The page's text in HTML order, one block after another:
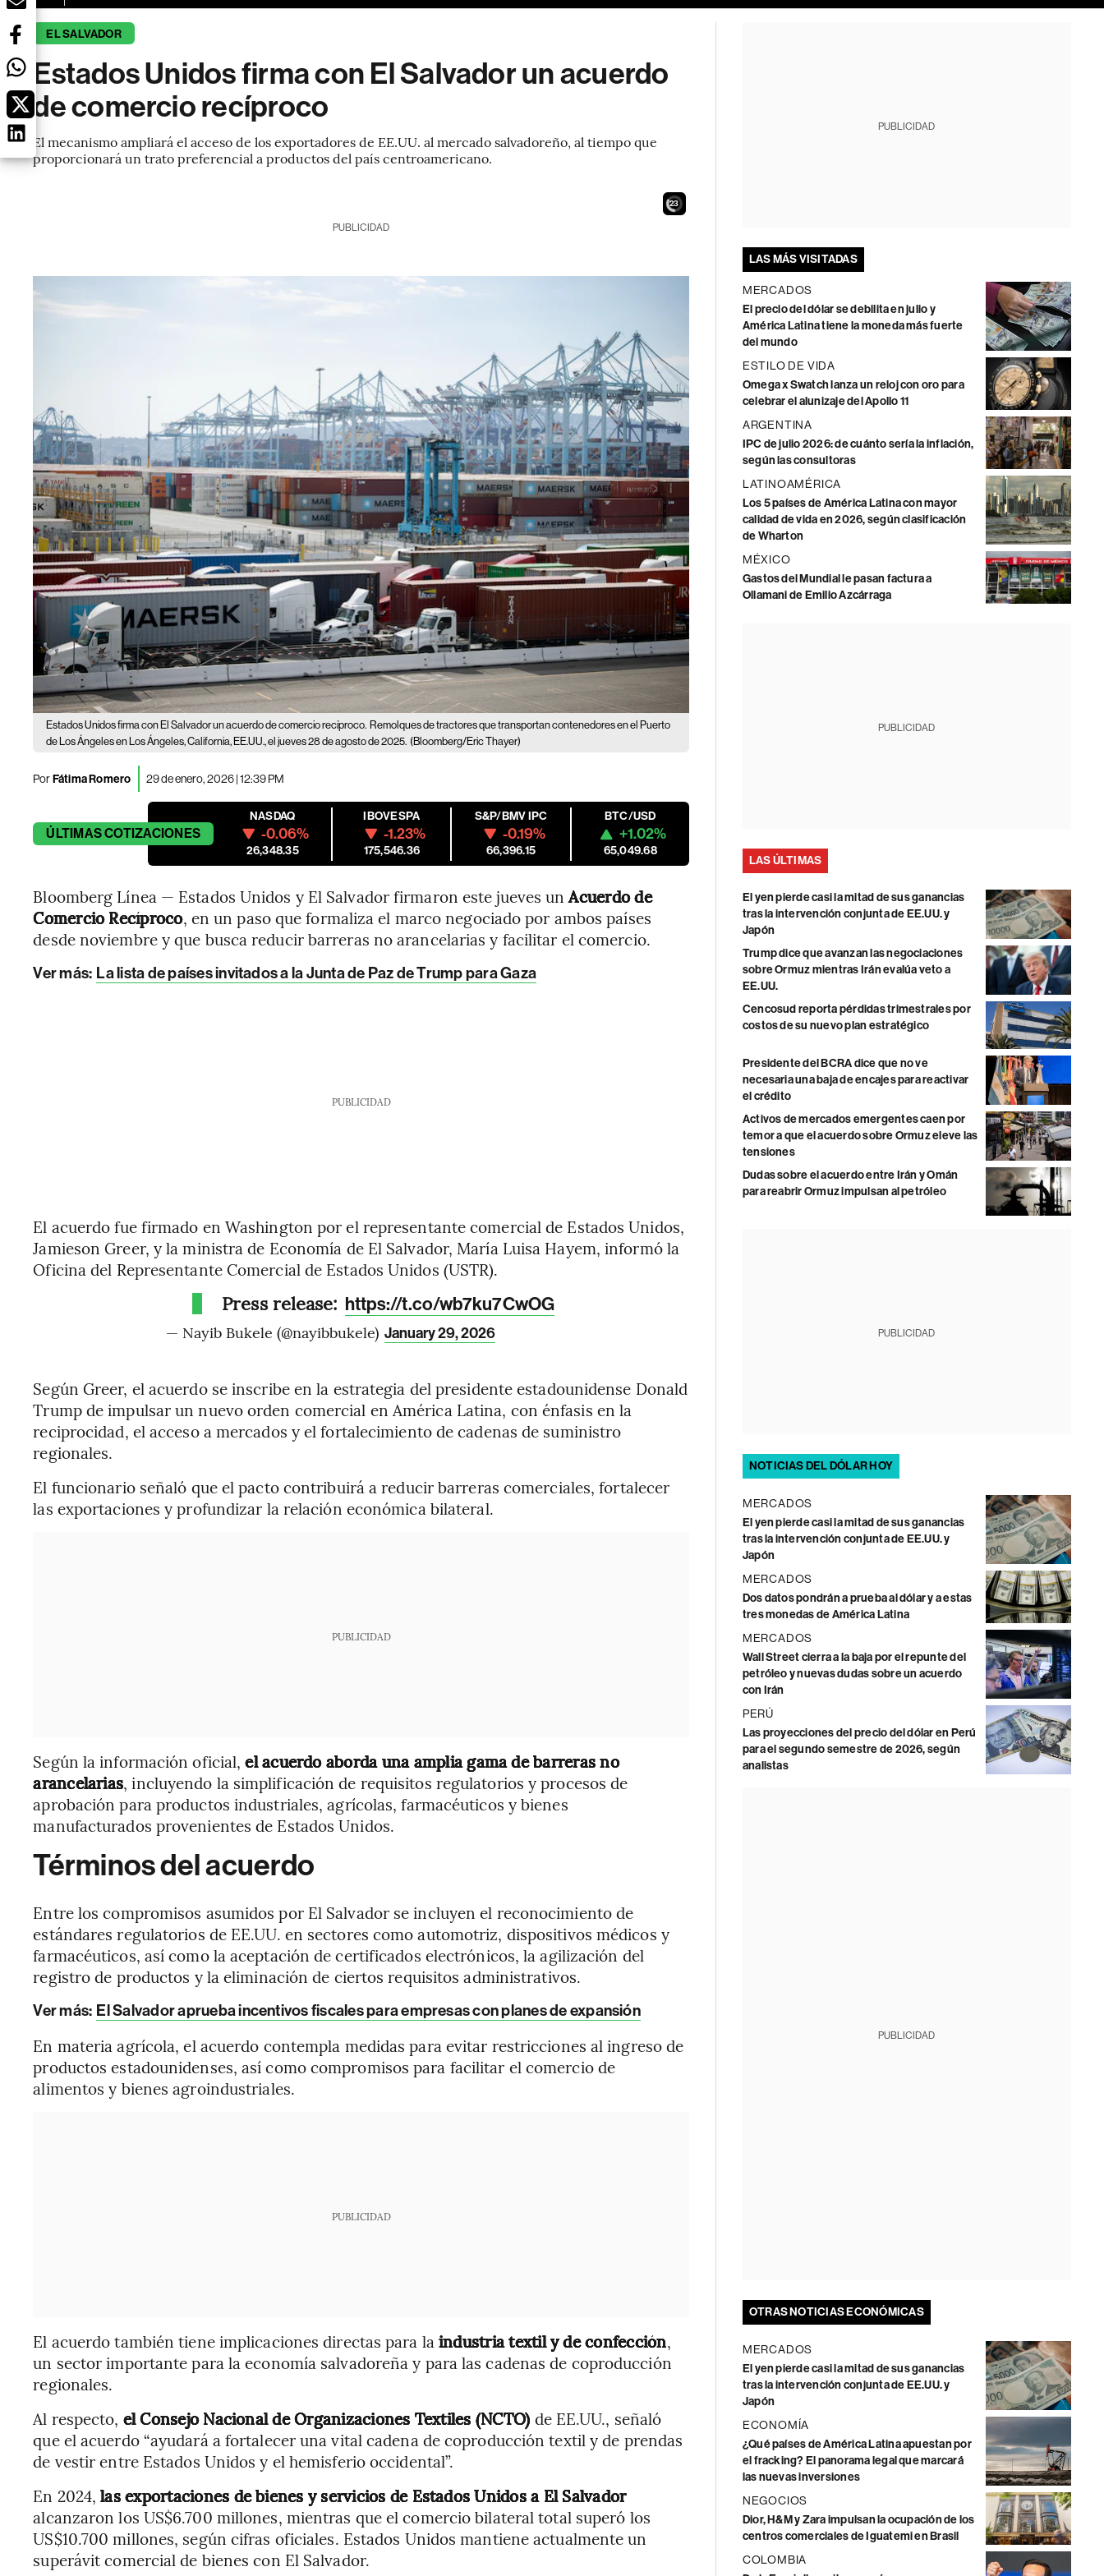
EL SALVADOR
Estados Unidos firma con El Salvador un acuerdo
de comercio recíproco
El mecanismo ampliará el acceso de los exportadores de EE.UU. al mercado salvadoreño, al tiempo que
proporcionará un trato preferencial a productos del país centroamericano.
21
PUBLICIDAD
Estados Unidos firma con El Salvador un acuerdo de comercio recíproco. Remolques de tractores que transportan contenedores en el Puerto
de Los Ángeles en Los Ángeles, California, EE.UU., el jueves 28 de agosto de 2025. (Bloomberg/Eric Thayer)
PorFátima Romero 29 de enero, 2026 | 12:39 PM
ÚLTIMASCOTIZACIONES
NASDAQ
-0.06%
26,348.35
IBOVESPA
-1.23%
175,546.36
S&P/BMV IPC
-0.19%
66,396.15
BTC/USD
+1.02%
65,049.68
Bloomberg Línea — Estados Unidos y El Salvador firmaron este jueves unAcuerdo de
Comercio Recíproco, en un paso que formaliza el marco negociado por ambos países
desde noviembre y que busca reducir barreras no arancelarias y facilitar el comercio.
Ver más: La lista de países invitados a la Junta de Paz de Trump para Gaza
PUBLICIDAD
El acuerdo fue firmado en Washington por el representante comercial de Estados Unidos,
Jamieson Greer, y la ministra de Economía de El Salvador, María Luisa Hayem, informó la
Oficina del Representante Comercial de Estados Unidos (USTR).
Press release: https://t.co/wb7ku7CwOG
— Nayib Bukele (@nayibbukele) January 29, 2026
Según Greer, el acuerdo se inscribe en la estrategia del presidente estadounidense Donald
Trump de impulsar un nuevo orden comercial en América Latina, con énfasis en la
reciprocidad, el acceso a mercados y el fortalecimiento de cadenas de suministro
regionales.
El funcionario señaló que el pacto contribuirá a reducir barreras comerciales, fortalecer
las exportaciones y profundizar la relación económica bilateral.
PUBLICIDAD
Según la información oficial,el acuerdo aborda una amplia gama de barreras no
arancelarias, incluyendo la simplificación de requisitos regulatorios y procesos de
aprobación para productos industriales, agrícolas, farmacéuticos y bienes
manufacturados provenientes de Estados Unidos.
Términos del acuerdo
Entre los compromisos asumidos por El Salvador se incluyen el reconocimiento de
estándares regulatorios de EE.UU. en sectores como automotriz, dispositivos médicos y
farmacéuticos, así como la aceptación de certificados electrónicos, la agilización del
registro de productos y la eliminación de ciertos requisitos administrativos.
Ver más: El Salvador aprueba incentivos fiscales para empresas con planes de expansión
En materia agrícola, el acuerdo contempla medidas para evitar restricciones al ingreso de
productos estadounidenses, así como compromisos para facilitar el comercio de
alimentos y bienes agroindustriales.
PUBLICIDAD
El acuerdo también tiene implicaciones directas para la industria textil y de confección,
un sector importante para la economía salvadoreña y para las cadenas de coproducción
regionales.
Al respecto, el Consejo Nacional de Organizaciones Textiles (NCTO) de EE.UU., señaló
que el acuerdo “ayudará a fortalecer una vital cadena de coproducción textil y de prendas
de vestir entre Estados Unidos y el hemisferio occidental”.
En 2024,las exportaciones de bienes y servicios de Estados Unidos a El Salvador
alcanzaron los US$6.700 millones, mientras que el comercio bilateral total superó los
US$10.700 millones, según cifras oficiales. Estados Unidos mantiene actualmente un
superávit comercial de bienes con El Salvador.
PUBLICIDAD
LAS MÁS VISITADAS
MERCADOS
El precio del dólar se debilita en julio y
América Latina tiene la moneda más fuerte
del mundo
ESTILO DE VIDA
Omega x Swatch lanza un reloj con oro para
celebrar el alunizaje del Apollo 11
ARGENTINA
IPC de julio 2026: de cuánto sería la inflación,
según las consultoras
LATINOAMÉRICA
Los 5 países de América Latina con mayor
calidad de vida en 2026, según clasificación
de Wharton
MÉXICO
Gastos del Mundial le pasan factura a
Ollamani de Emilio Azcárraga
PUBLICIDAD
LAS ÚLTIMAS
El yen pierde casi la mitad de sus ganancias
tras la intervención conjunta de EE.UU. y
Japón
Trump dice que avanzan las negociaciones
sobre Ormuz mientras Irán evalúa veto a
EE.UU.
Cencosud reporta pérdidas trimestrales por
costos de su nuevo plan estratégico
Presidente del BCRA dice que no ve
necesaria una baja de encajes para reactivar
el crédito
Activos de mercados emergentes caen por
temor a que el acuerdo sobre Ormuz eleve las
tensiones
Dudas sobre el acuerdo entre Irán y Omán
para reabrir Ormuz impulsan al petróleo
PUBLICIDAD
NOTICIAS DEL DÓLAR HOY
MERCADOS
El yen pierde casi la mitad de sus ganancias
tras la intervención conjunta de EE.UU. y
Japón
MERCADOS
Dos datos pondrán a prueba al dólar y a estas
tres monedas de América Latina
MERCADOS
Wall Street cierra a la baja por el repunte del
petróleo y nuevas dudas sobre un acuerdo
con Irán
PERÚ
Las proyecciones del precio del dólar en Perú
para el segundo semestre de 2026, según
analistas
PUBLICIDAD
OTRAS NOTICIAS ECONÓMICAS
MERCADOS
El yen pierde casi la mitad de sus ganancias
tras la intervención conjunta de EE.UU. y
Japón
ECONOMÍA
¿Qué países de América Latina apuestan por
el fracking? El panorama legal que marcará
las nuevas inversiones
NEGOCIOS
Dior, H&M y Zara impulsan la ocupación de los
centros comerciales de Iguatemi en Brasil
COLOMBIA